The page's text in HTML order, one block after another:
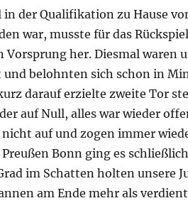
in der Qualifikation zu Hause
war, musste für das
her. Diesmal waren
belohnten sich schon in
darauf erzielte zweite Tor
auf Null, alles war wieder
auf und zogen immer
Bonn ging es
im Schatten holten unsere
am Ende mehr als